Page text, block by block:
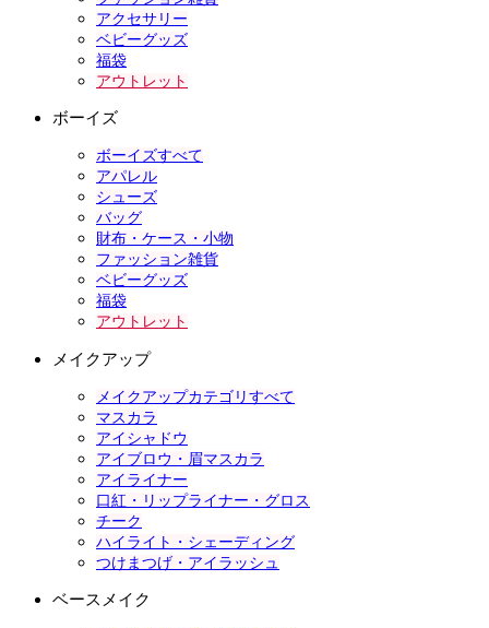
アクセサリー
ベビーグッズ
福袋
アウトレット
ボーイズ
ボーイズすべて
アパレル
シューズ
バッグ
財布・ケース・小物
ファッション雑貨
ベビーグッズ
福袋
アウトレット
メイクアップ
メイクアップカテゴリすべて
マスカラ
アイシャドウ
アイブロウ・眉マスカラ
アイライナー
口紅・リップライナー・グロス
チーク
ハイライト・シェーディング
つけまつげ・アイラッシュ
ベースメイク